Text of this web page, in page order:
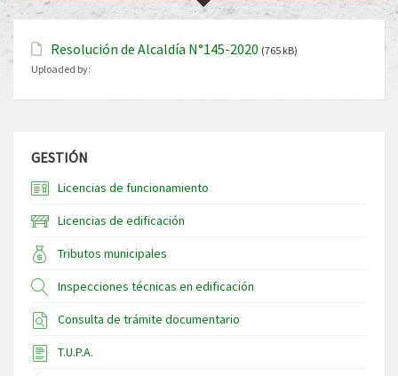
Resolución de Alcaldía N°145-2020 (765 kB)
Uploaded by:
GESTIÓN
Licencias de funcionamiento
Licencias de edificación
Tributos municipales
Inspecciones técnicas en edificación
Consulta de trámite documentario
T.U.P.A.